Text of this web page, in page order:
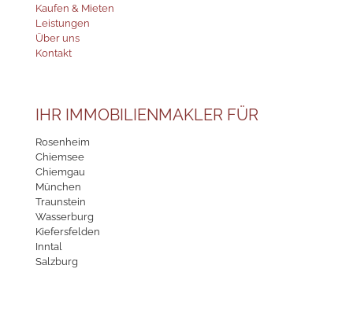
Kaufen & Mieten
Leistungen
Über uns
Kontakt
IHR IMMOBILIENMAKLER FÜR
Rosenheim
Chiemsee
Chiemgau
München
Traunstein
Wasserburg
Kiefersfelden
Inntal
Salzburg